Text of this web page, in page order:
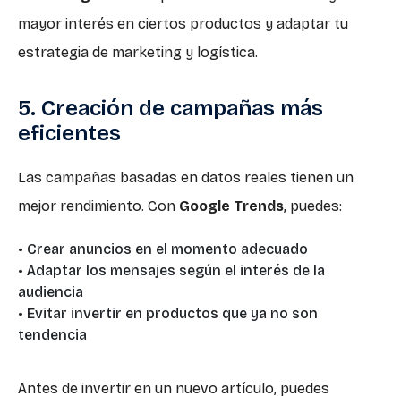
mayor interés en ciertos productos y adaptar tu
estrategia de marketing y logística.
5. Creación de campañas más
eficientes
Las campañas basadas en datos reales tienen un
mejor rendimiento. Con Google Trends, puedes:
• Crear anuncios en el momento adecuado
• Adaptar los mensajes según el interés de la
audiencia
• Evitar invertir en productos que ya no son
tendencia
Antes de invertir en un nuevo artículo, puedes